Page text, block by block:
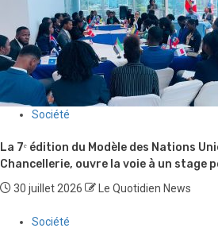
Société
La 7ᵉ édition du Modèle des Nations
Chancellerie, ouvre la voie à un stage
30 juillet 2026 Le Quotidien News
Société